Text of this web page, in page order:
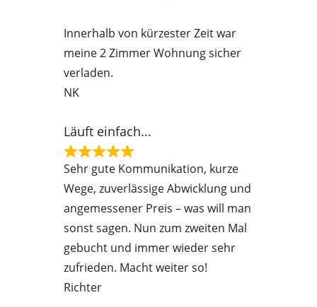
d
5
o
o
f
Innerhalb von kürzester Zeit war
meine 2 Zimmer Wohnung sicher
verladen.
NK
Läuft einfach...
R
d
5
Sehr gute Kommunikation, kurze
Wege, zuverlässige Abwicklung und
angemessener Preis – was will man
sonst sagen. Nun zum zweiten Mal
gebucht und immer wieder sehr
zufrieden. Macht weiter so!
Richter